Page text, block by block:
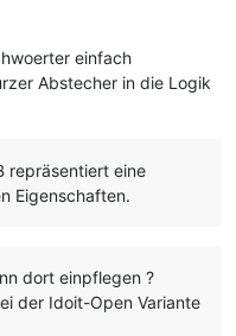
einfach
Abstecher in die Logik
repräsentiert eine
Eigenschaften.
dort einpflegen ?
der Idoit-Open Variante